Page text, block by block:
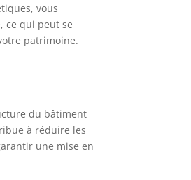
vous
ce qui peut se
patrimoine.
du bâtiment
à réduire les
une mise en